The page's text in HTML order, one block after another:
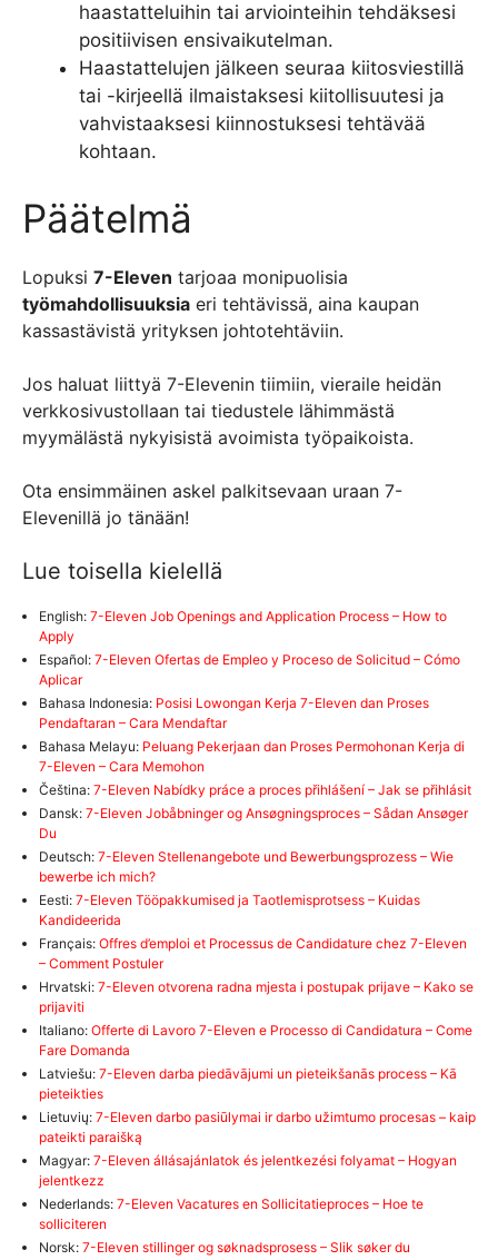
haastatteluihin tai arviointeihin tehdäksesi
positiivisen ensivaikutelman.
Haastattelujen jälkeen seuraa kiitosviestillä
tai -kirjeellä ilmaistaksesi kiitollisuutesi ja
vahvistaaksesi kiinnostuksesi tehtävää
kohtaan.
Päätelmä
Lopuksi 7-Eleven tarjoaa monipuolisia
työmahdollisuuksia eri tehtävissä, aina kaupan
kassas­tä­vistä yrityksen johtotehtäviin.
Jos haluat liittyä 7-Elevenin tiimiin, vieraile heidän
verkkosivustollaan tai tiedustele lähimmästä
myymälästä nykyisistä avoimista työpaikoista.
Ota ensimmäinen askel palkitsevaan uraan 7-
Elevenillä jo tänään!
Lue toisella kielellä
English: 7-Eleven Job Openings and Application Process – How to
Apply
Español: 7-Eleven Ofertas de Empleo y Proceso de Solicitud – Cómo
Aplicar
Bahasa Indonesia: Posisi Lowongan Kerja 7-Eleven dan Proses
Pendaftaran – Cara Mendaftar
Bahasa Melayu: Peluang Pekerjaan dan Proses Permohonan Kerja di
7-Eleven – Cara Memohon
Čeština: 7-Eleven Nabídky práce a proces přihlášení – Jak se přihlásit
Dansk: 7-Eleven Jobåbninger og Ansøgningsproces – Sådan Ansøger
Du
Deutsch: 7-Eleven Stellenangebote und Bewerbungsprozess – Wie
bewerbe ich mich?
Eesti: 7-Eleven Tööpakkumised ja Taotlemisprotsess – Kuidas
Kandideerida
Français: Offres d’emploi et Processus de Candidature chez 7-Eleven
– Comment Postuler
Hrvatski: 7-Eleven otvorena radna mjesta i postupak prijave – Kako se
prijaviti
Italiano: Offerte di Lavoro 7-Eleven e Processo di Candidatura – Come
Fare Domanda
Latviešu: 7-Eleven darba piedāvājumi un pieteikšanās process – Kā
pieteikties
Lietuvių: 7-Eleven darbo pasiūlymai ir darbo užimtumo procesas – kaip
pateikti paraišką
Magyar: 7-Eleven állásajánlatok és jelentkezési folyamat – Hogyan
jelentkezz
Nederlands: 7-Eleven Vacatures en Sollicitatieproces – Hoe te
solliciteren
Norsk: 7-Eleven stillinger og søknadsprosess – Slik søker du